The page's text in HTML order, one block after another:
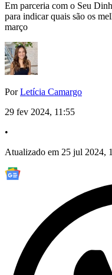
Em parceria com o Seu
para indicar quais são os
março
PorLetícia Camargo
29 fev 2024, 11:55
•
Atualizado em 25 jul 2024,